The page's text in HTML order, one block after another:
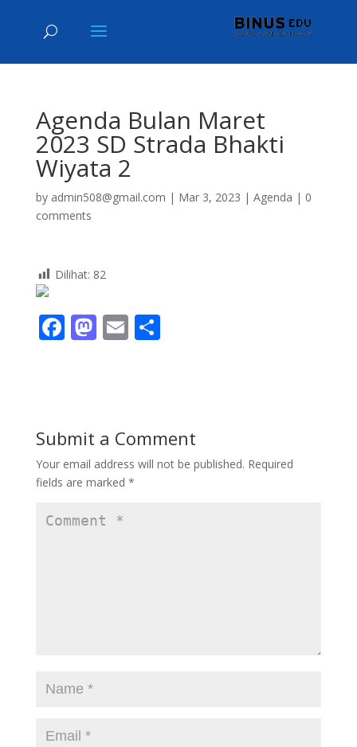
Agenda Bulan Maret
2023 SD Strada Bhakti
Wiyata 2
by admin508@gmail.com | Mar 3, 2023 | Agenda | 0
comments
Dilihat: 82
F
o
o
k
M
o
n
E S
Submit a Comment
Your email address will not be published. Required
fields are marked *